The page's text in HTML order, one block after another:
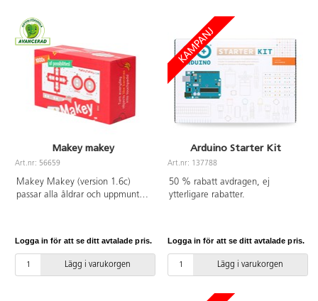
driva rullgardiner, fläktar eller
vattenpumpar.
Programmeringsspråket är
Makecode. Observera att
micro:bit och batterier köps
separat.
Makey makey
Art.nr: 56659
Makey Makey (version 1.6c)
passar alla åldrar och uppmuntrar
skedar istället. Spela upp en
melodi med hjälp av bananer.
Skapa spelkonsol, robot m.m.
Logga in för att se ditt avtalade pris.
Lägg i varukorgen
Arduino Starter Kit
Art.nr: 137788
50 % rabatt avdragen, ej
ytterligare rabatter.
Logga in för att se ditt avtalade pris.
Lägg i varukorgen